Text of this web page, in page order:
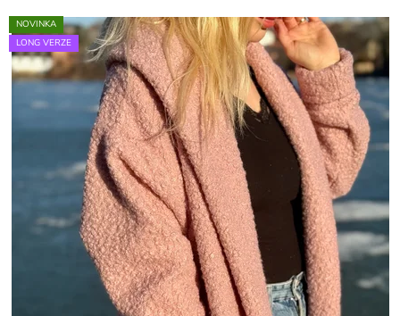
NOVINKA
LONG VERZE